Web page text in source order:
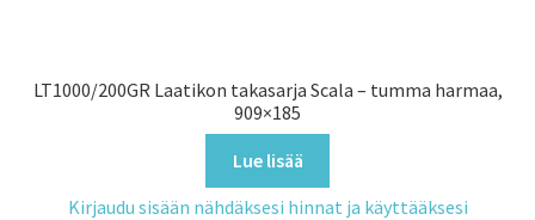
LT1000/200GR Laatikon takasarja Scala – tumma harmaa,
909×185
Lue lisää
Kirjaudu sisään nähdäksesi hinnat ja käyttääksesi